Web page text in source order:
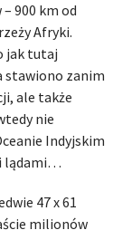
900 km od
Afryki.
jak tutaj
stawiono zanim
ale także
nie
Indyjskim
lądami…
47 x 61
milionów